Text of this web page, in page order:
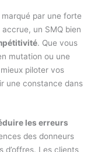
par une forte
un SMQ bien
. Que vous
mutation ou une
piloter vos
une constance dans
les erreurs
des donneurs
d’offres. Les clients